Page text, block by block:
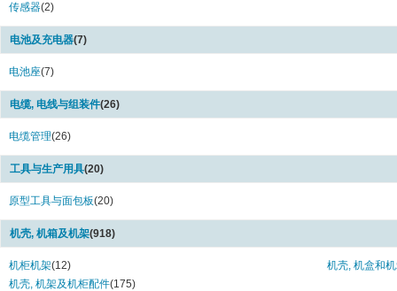
传感器(2)
电池及充电器(7)
电池座(7)
电缆, 电线与组装件(26)
电缆管理(26)
工具与生产用具(20)
原型工具与面包板(20)
机壳, 机箱及机架(918)
机柜机架(12)
机壳, 机盒和
机壳, 机架及机柜配件(175)